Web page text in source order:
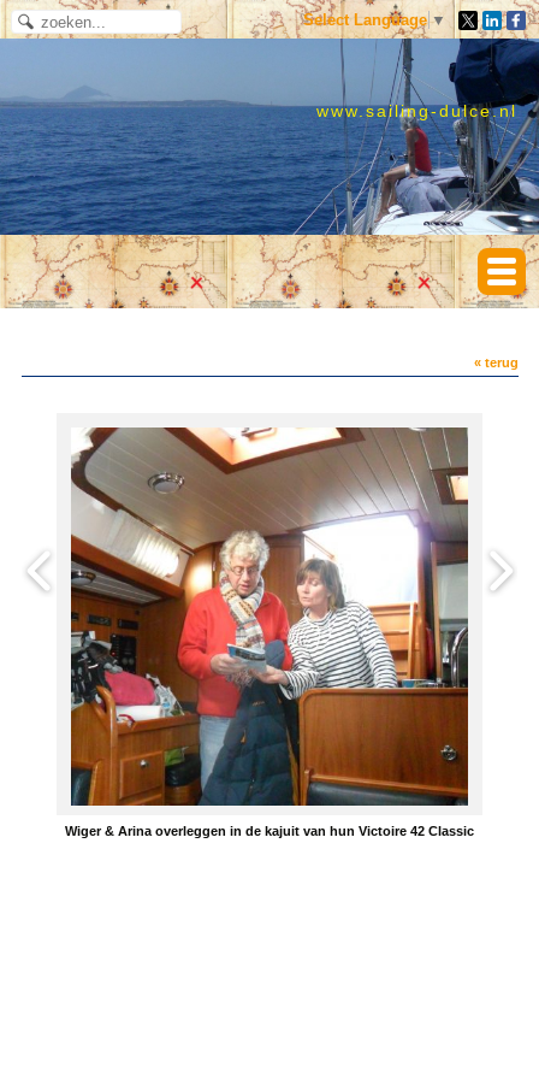
Select Language ▼
www.sailing-dulce.nl
« terug
Wiger & Arina overleggen in de kajuit van hun Victoire 42 Classic